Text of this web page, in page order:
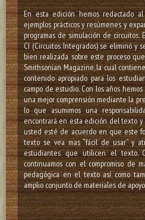
En esta edición hemos redactado
ejemplos prácticos y resúmenes y
programas de simulación de circuitos.
CI (Circuitos Integrados) se eliminó y
bien realizada sobre este proceso
Smithsonian Magazine, la cual
contenido apropiado para los
campo de estudio. Con los años
una mejor comprensión mediante la
lo que asumimos una
encontrará en esta edición del texto y
usted esté de acuerdo en que este
texto se vea mas “fácil de usar” y
estudiantes que utilicen el texto.
continuamos con el compromiso de
pedagógica en el texto así como
amplio conjunto de materiales de